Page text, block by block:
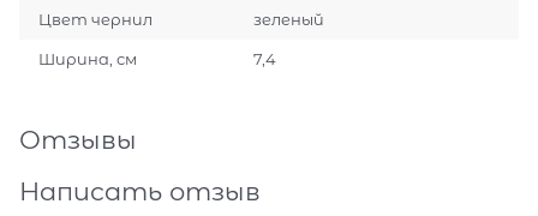
Цвет чернил зеленый
Ширина, см 7,4
Отзывы
Написать отзыв